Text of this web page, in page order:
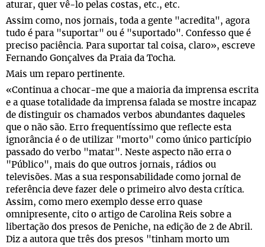
aturar, quer vê-lo pelas costas, etc., etc.
Assim como, nos jornais, toda a gente "acredita", agora
tudo é para "suportar" ou é "suportado". Confesso que é
preciso paciência. Para suportar tal coisa, claro», escreve
Fernando Gonçalves da Praia da Tocha.
Mais um reparo pertinente.
«Continua a chocar-me que a maioria da imprensa escrita
e a quase totalidade da imprensa falada se mostre incapaz
de distinguir os chamados verbos abundantes daqueles
que o não são. Erro frequentíssimo que reflecte esta
ignorância é o de utilizar "morto" como único particípio
passado do verbo "matar". Neste aspecto não erra o
"Público", mais do que outros jornais, rádios ou
televisões. Mas a sua responsabilidade como jornal de
referência deve fazer dele o primeiro alvo desta crítica.
Assim, como mero exemplo desse erro quase
omnipresente, cito o artigo de Carolina Reis sobre a
libertação dos presos de Peniche, na edição de 2 de Abril.
Diz a autora que três dos presos "tinham morto um